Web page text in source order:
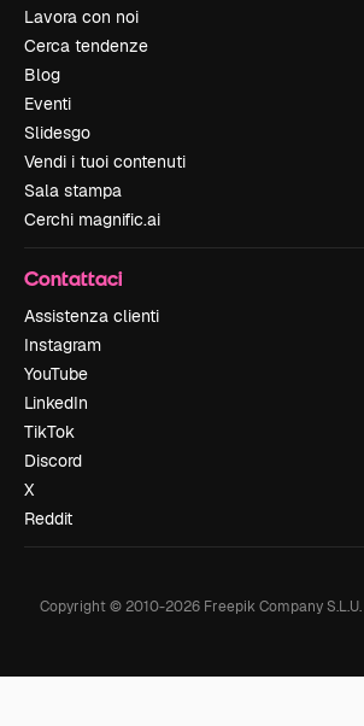
Lavora con noi
Cerca tendenze
Blog
Eventi
Slidesgo
Vendi i tuoi contenuti
Sala stampa
Cerchi magnific.ai
Contattaci
Assistenza clienti
Instagram
YouTube
LinkedIn
TikTok
Discord
X
Reddit
Copyright © 2010-2026Freepik Company S.L.U.